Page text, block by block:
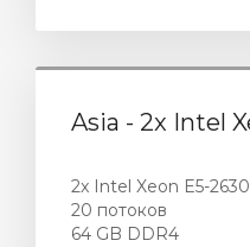
Asia - 2x Intel
2x Intel Xeon E5-
20 потоков
64 GB DDR4